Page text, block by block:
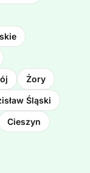
Żory
Śląski
Cieszyn